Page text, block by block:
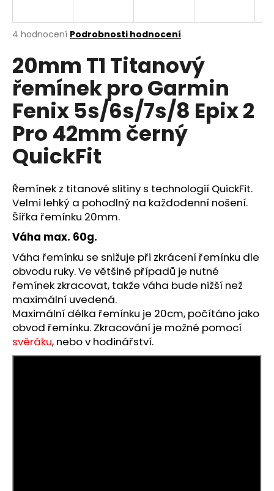
Průměrné
produktu
je
4,8
5
hvězdiček.
4 hodnocení Podrobnosti hodnocení
20mm T1 Titanový
řemínek pro Garmin
Fenix 5s/6s/7s/8 Epix 2
Pro 42mm černý
QuickFit
Řemínek z titanové slitiny s technologií QuickFit.
Velmi lehký a pohodlný na každodenní nošení.
Šířka řemínku 20mm.
Váha max. 60g.
Váha řemínku se snižuje při zkrácení řemínku dle
obvodu ruky. Ve většině případů je nutné
řemínek zkracovat, takže váha bude nižší než
maximální uvedená.
Maximální délka řemínku je 20cm, počítáno jako
obvod řemínku. Zkracování je možné pomocí
svěráku, nebo v hodinářství.
j
t
?
HLEDAT
D
o
p
o
u
č
u
j
e
m
e